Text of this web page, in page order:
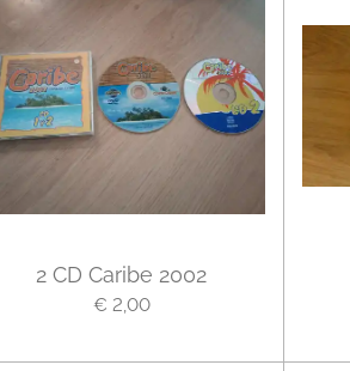
2 CD Caribe 2002
€ 2,00